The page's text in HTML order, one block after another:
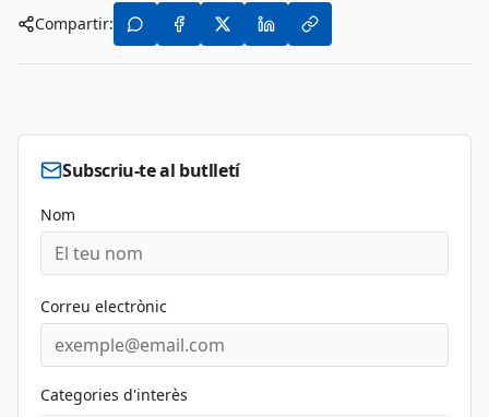
Compartir:
Subscriu-te al butlletí
Nom
Correu electrònic
Categories d'interès